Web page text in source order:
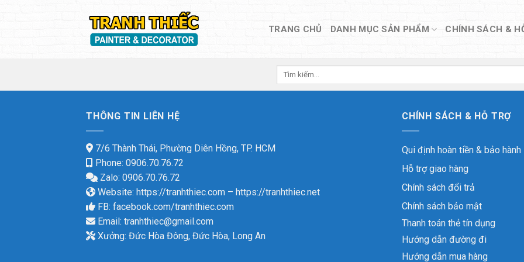
TRANG CHỦ DANH MỤC SẢN PHẨM CHÍNH SÁCH &
Tìm
THÔNG TIN LIÊN HỆ
7/6 Thành Thái, Phường Diên Hồng, TP. HCM
Phone: 0906.70.76.72
Zalo: 0906.70.76.72
Website: https://tranhthiec.com – https://tranhthiec.net
FB: facebook.com/tranhthiec.com
Email: tranhthiec@gmail.com
Xưởng: Đức Hòa Đông, Đức Hòa, Long An
CHÍNH SÁCH & HỖ TRỢ
Qui định hoàn tiền & bảo hành
Hỗ trợ giao hàng
Chính sách đổi trả
Chính sách bảo mật
Thanh toán thẻ tín dụng
Hướng dẫn đường đi
Hướng dẫn mua hàng